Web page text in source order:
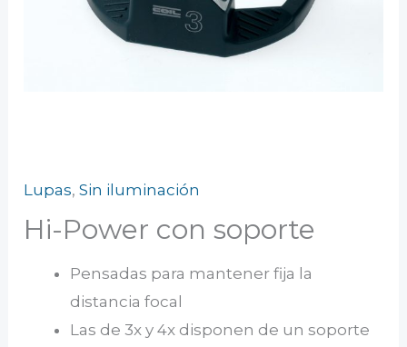
Lupas,Sin iluminación
Hi-Power con soporte
Pensadas para mantener fija la
distancia focal
Las de 3x y 4x disponen de un soporte